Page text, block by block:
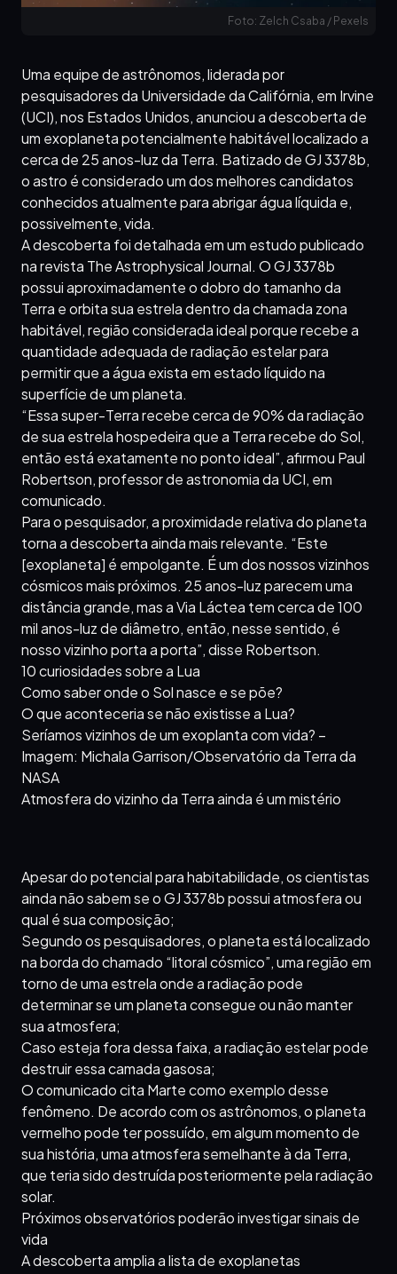
Foto: Zelch Csaba / Pexels
Uma equipe de astrônomos, liderada por
pesquisadores da Universidade da Califórnia, em Irvine
(UCI), nos Estados Unidos, anunciou a descoberta de
um exoplaneta potencialmente habitável localizado a
cerca de 25 anos-luz da Terra. Batizado de GJ 3378b,
o astro é considerado um dos melhores candidatos
conhecidos atualmente para abrigar água líquida e,
possivelmente, vida.
A descoberta foi detalhada em um estudo publicado
na revista The Astrophysical Journal. O GJ 3378b
possui aproximadamente o dobro do tamanho da
Terra e orbita sua estrela dentro da chamada zona
habitável, região considerada ideal porque recebe a
quantidade adequada de radiação estelar para
permitir que a água exista em estado líquido na
superfície de um planeta.
“Essa super-Terra recebe cerca de 90% da radiação
de sua estrela hospedeira que a Terra recebe do Sol,
então está exatamente no ponto ideal”, afirmou Paul
Robertson, professor de astronomia da UCI, em
comunicado.
Para o pesquisador, a proximidade relativa do planeta
torna a descoberta ainda mais relevante. “Este
[exoplaneta] é empolgante. É um dos nossos vizinhos
cósmicos mais próximos. 25 anos-luz parecem uma
distância grande, mas a Via Láctea tem cerca de 100
mil anos-luz de diâmetro, então, nesse sentido, é
nosso vizinho porta a porta”, disse Robertson.
10 curiosidades sobre a Lua
Como saber onde o Sol nasce e se põe?
O que aconteceria se não existisse a Lua?
Seríamos vizinhos de um exoplanta com vida? –
Imagem: Michala Garrison/Observatório da Terra da
NASA
Atmosfera do vizinho da Terra ainda é um mistério
Apesar do potencial para habitabilidade, os cientistas
ainda não sabem se o GJ 3378b possui atmosfera ou
qual é sua composição;
Segundo os pesquisadores, o planeta está localizado
na borda do chamado “litoral cósmico”, uma região em
torno de uma estrela onde a radiação pode
determinar se um planeta consegue ou não manter
sua atmosfera;
Caso esteja fora dessa faixa, a radiação estelar pode
destruir essa camada gasosa;
O comunicado cita Marte como exemplo desse
fenômeno. De acordo com os astrônomos, o planeta
vermelho pode ter possuído, em algum momento de
sua história, uma atmosfera semelhante à da Terra,
que teria sido destruída posteriormente pela radiação
solar.
Próximos observatórios poderão investigar sinais de
vida
A descoberta amplia a lista de exoplanetas